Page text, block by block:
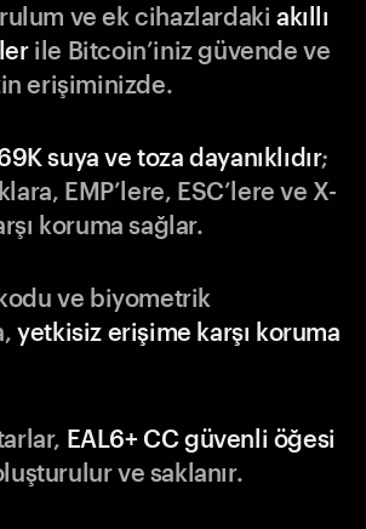
ve ek cihazlardakiakıllı
ile Bitcoin’iniz güvende ve
erişiminizde.
suya ve toza dayanıklıdır;
EMP’lere, ESC’lere ve X-
koruma sağlar.
ve biyometrik
yetkisiz erişime karşı koruma
EAL6+ CC güvenli öğesi
ve saklanır.